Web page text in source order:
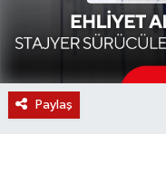
Paylaş
GÖRDES
KÖPRÜBAŞI
SELENDİ
SOMA
BİLİM VE
YAZARLAR